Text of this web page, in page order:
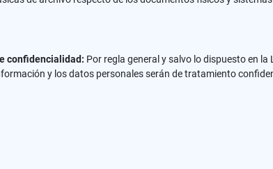
confidencialidad: Por regla general y salvo lo dispuesto en
y los datos personales serán de tratamiento